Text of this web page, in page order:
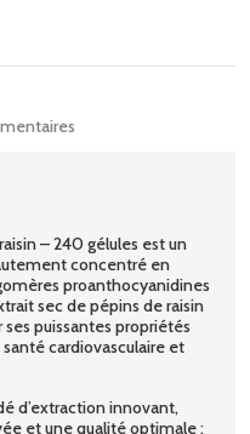
– 240 gélules est un
concentré en
proanthocyanidines
sec de pépins de raisin
ses puissantes propriétés
cardiovasculaire et
d’extraction innovant,
et une qualité optimale :